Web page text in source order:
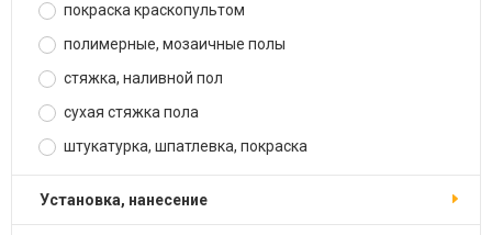
покраска краскопультом
полимерные, мозаичные полы
стяжка, наливной пол
сухая стяжка пола
штукатурка, шпатлевка, покраска
установка, нанесение